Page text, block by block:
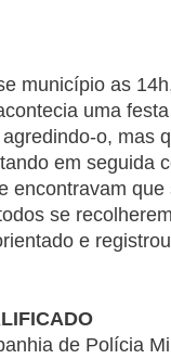
município as
uma
o, mas
em seguida
encontravam
se
e
de Polícia